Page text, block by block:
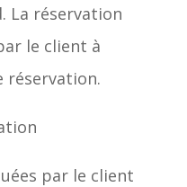
La réservation
le client à
réservation.
par le client